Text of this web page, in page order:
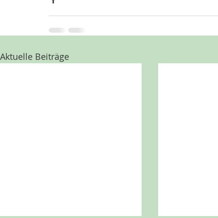
Aktuelle Beiträge